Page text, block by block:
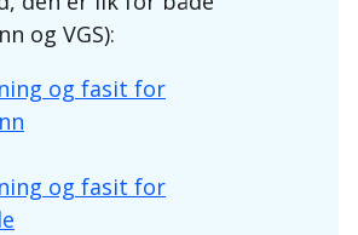
og VGS):
og fasit for
og fasit for